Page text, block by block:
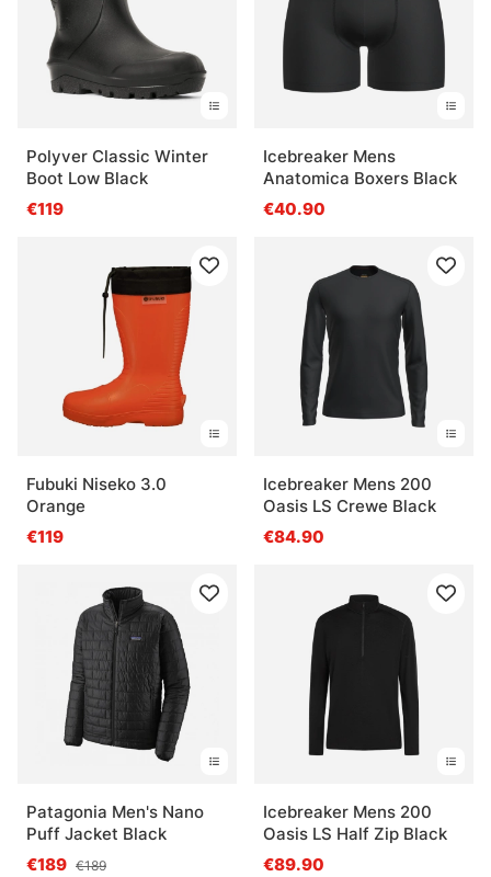
Polyver Classic Winter
Boot Low Black
€119
Icebreaker Mens
Anatomica Boxers Black
€40.90
Fubuki Niseko 3.0
Orange
€119
Icebreaker Mens 200
Oasis LS Crewe Black
€84.90
Patagonia Men's Nano
Puff Jacket Black
€189 €189
Icebreaker Mens 200
Oasis LS Half Zip Black
€89.90